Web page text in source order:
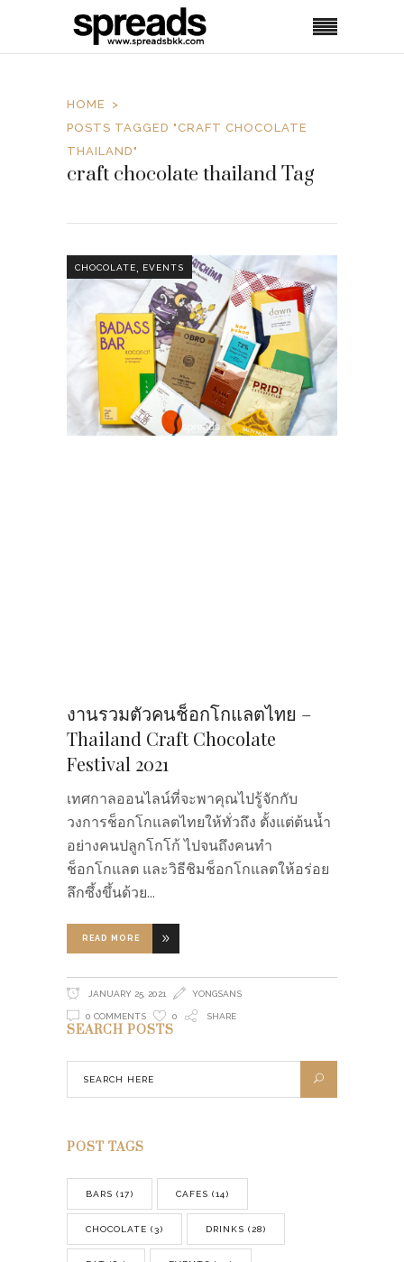
HOME
POSTS TAGGED "CRAFT CHOCOLATE
THAILAND"
craft chocolate thailand Tag
CHOCOLATE, EVENTS
งานรวมตัวคนช็อกโกแลตไทย –
Thailand Craft Chocolate
Festival 2021
เทศกาลออนไลน์ที่จะพาคุณไปรู้จักกับ
วงการช็อกโกแลตไทยให้ทั่วถึง ตั้งแต่ต้นน้ำ
อย่างคนปลูกโกโก้ ไปจนถึงคนทำ
ช็อกโกแลต และวิธีชิมช็อกโกแลตให้อร่อย
ลึกซึ้งขึ้นด้วย
READ MORE
JANUARY 25, 2021 YONGSANS
0 COMMENTS 0 SHARE
SEARCH POSTS
POST TAGS
BARS (17) CAFES (14)
CHOCOLATE (3) DRINKS (28)